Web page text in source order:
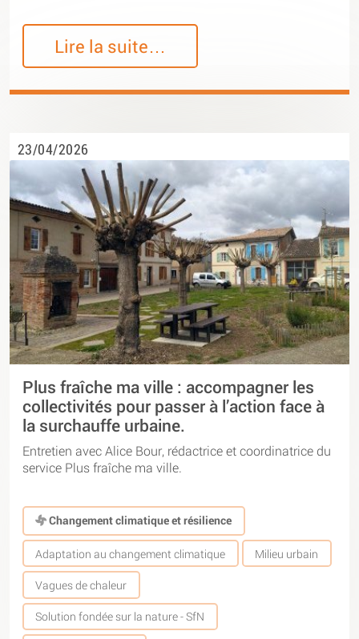
Lire la suite…
23/04/2026
Plus fraîche ma ville : accompagner les
collectivités pour passer à l’action face à
la surchauffe urbaine.
Entretien avec Alice Bour, rédactrice et coordinatrice du
service Plus fraîche ma ville.
Changement climatique et résilience
Adaptation au changement climatique Milieu urbain
Vagues de chaleur
Solution fondée sur la nature - SfN